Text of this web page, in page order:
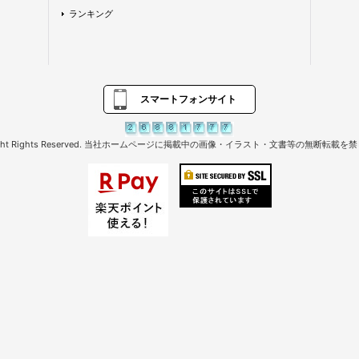
ランキング
スマートフォンサイト
Rights Reserved. 当社ホームページに掲載中の画像・イラスト・文書等の無断転載を禁